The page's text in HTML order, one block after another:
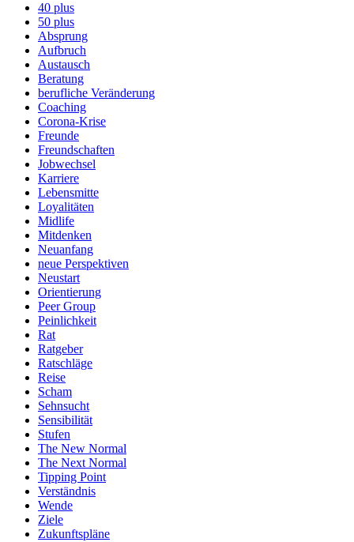
40 plus
50 plus
Absprung
Aufbruch
Austausch
Beratung
berufliche Veränderung
Coaching
Corona-Krise
Freunde
Freundschaften
Jobwechsel
Karriere
Lebensmitte
Loyalitäten
Midlife
Mitdenken
Neuanfang
neue Perspektiven
Neustart
Orientierung
Peer Group
Peinlichkeit
Rat
Ratgeber
Ratschläge
Reise
Scham
Sehnsucht
Sensibilität
Stufen
The New Normal
The Next Normal
Tipping Point
Verständnis
Wende
Ziele
Zukunftspläne